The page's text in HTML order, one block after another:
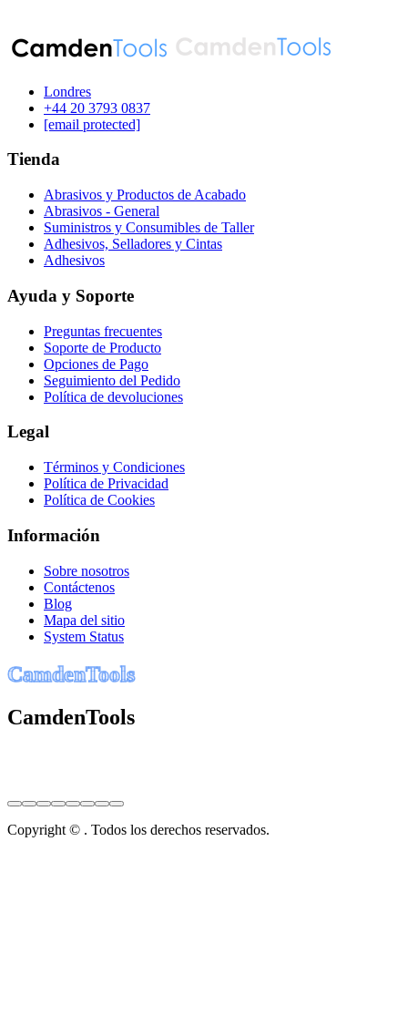
Londres
‪+44 20 3793 0837‬
[email protected]
Tienda
Abrasivos y Productos de Acabado
Abrasivos - General
Suministros y Consumibles de Taller
Adhesivos, Selladores y Cintas
Adhesivos
Ayuda y Soporte
Preguntas frecuentes
Soporte de Producto
Opciones de Pago
Seguimiento del Pedido
Política de devoluciones
Legal
Términos y Condiciones
Política de Privacidad
Política de Cookies
Información
Sobre nosotros
Contáctenos
Blog
Mapa del sitio
System Status
CamdenTools
CamdenTools
Copyright © . Todos los derechos reservados.